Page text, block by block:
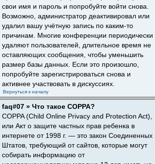
свои имя и пароль и попробуйте войти снова.
Возможно, администратор деактивировал или
удалил вашу учётную запись по каким-то
причинам. Многие конференции периодически
удаляют пользователей, длительное время не
оставляющих сообщения, чтобы уменьшить
размер базы данных. Если это произошло,
попробуйте зарегистрироваться снова и
активнее участвовать в дискуссиях.
Вернуться к началу
faq#07 » Что такое COPPA?
COPPA (Child Online Privacy and Protection Act),
или Акт о защите частных прав ребенка в
интернете от 1998 г. — это закон Соединенных
Штатов, требующий от сайтов, которые могут
собирать информацию от